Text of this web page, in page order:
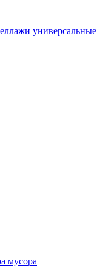
универсальные
мусора